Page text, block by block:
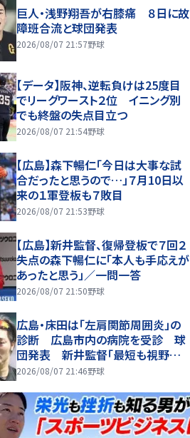
巨人・浅野翔吾が右膝痛 ８日に故
障班合流と球団発表
2026/08/07 21:57野球
【データ】阪神、逆転負けは25度目
でリーグワースト２位 イニング別
でも終盤の失点目立つ
2026/08/07 21:54野球
【広島】森下暢仁「今日は大事な試
合だったと思うので…」７月10日以
来の１軍登板も７敗目
2026/08/07 21:53野球
【広島】新井監督、復帰登板で７回２
失点の森下暢仁に「本人も手応えが
あったと思う」／一問一答
2026/08/07 21:50野球
広島・床田は「左肩関節周囲炎」の
診断 広島市内の病院を受診 球
団発表 新井監督「最短も視野に
入れている」 ５日に出場選手登録
2026/08/07 21:46野球